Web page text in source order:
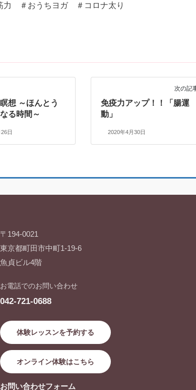
＃おうちヨガ ＃コロナ太り
想 ～ほんとう
る時間～
日
次の記
免疫力アップ！！「腸運
動」
2020年4月30日
〒194-0021
東京都町田市中町1-19-6
魚貞ビル4階
お電話でのお問い合わせ
042-721-0688
体験レッスンを予約する
オンライン体験はこちら
お問い合わせフォーム